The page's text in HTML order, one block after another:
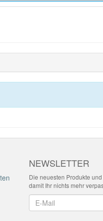
NEWSLETTER
Die neuesten Produkte
damit Ihr nichts mehr
Newsletter